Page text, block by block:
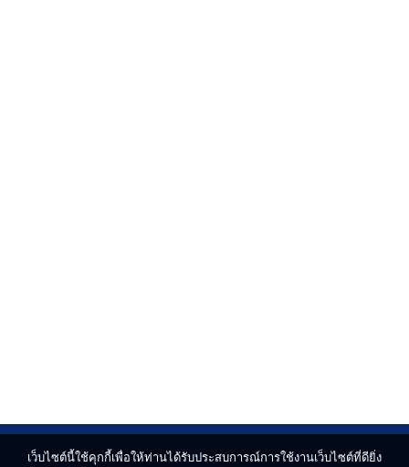
เว็บไซต์นี้ใช้คุกกี้เพื่อให้ท่านได้รับประสบการณ์การใช้งานเว็บไซต์ที่ดียิ่ง